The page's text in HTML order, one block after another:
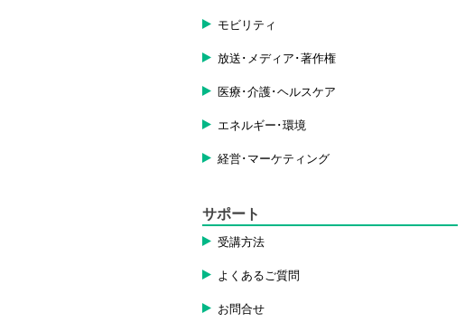
モビリティ
放送･メディア･著作権
医療･介護･ヘルスケア
エネルギー･環境
経営･マーケティング
サポート
受講方法
よくあるご質問
お問合せ